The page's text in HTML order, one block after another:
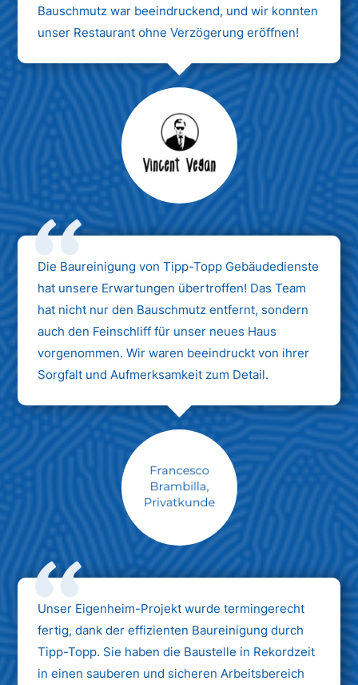
Bauschmutz war beeindruckend, und wir konnten
unser Restaurant ohne Verzögerung eröffnen!
Max Mustermann
Unternehmen AG
Die Baureinigung von Tipp-Topp Gebäudedienste
hat unsere Erwartungen übertroffen! Das Team
hat nicht nur den Bauschmutz entfernt, sondern
auch den Feinschliff für unser neues Haus
vorgenommen. Wir waren beeindruckt von ihrer
Sorgfalt und Aufmerksamkeit zum Detail.
Max Mustermann
Unternehmen AG
Unser Eigenheim-Projekt wurde termingerecht
fertig, dank der effizienten Baureinigung durch
Tipp-Topp. Sie haben die Baustelle in Rekordzeit
in einen sauberen und sicheren Arbeitsbereich